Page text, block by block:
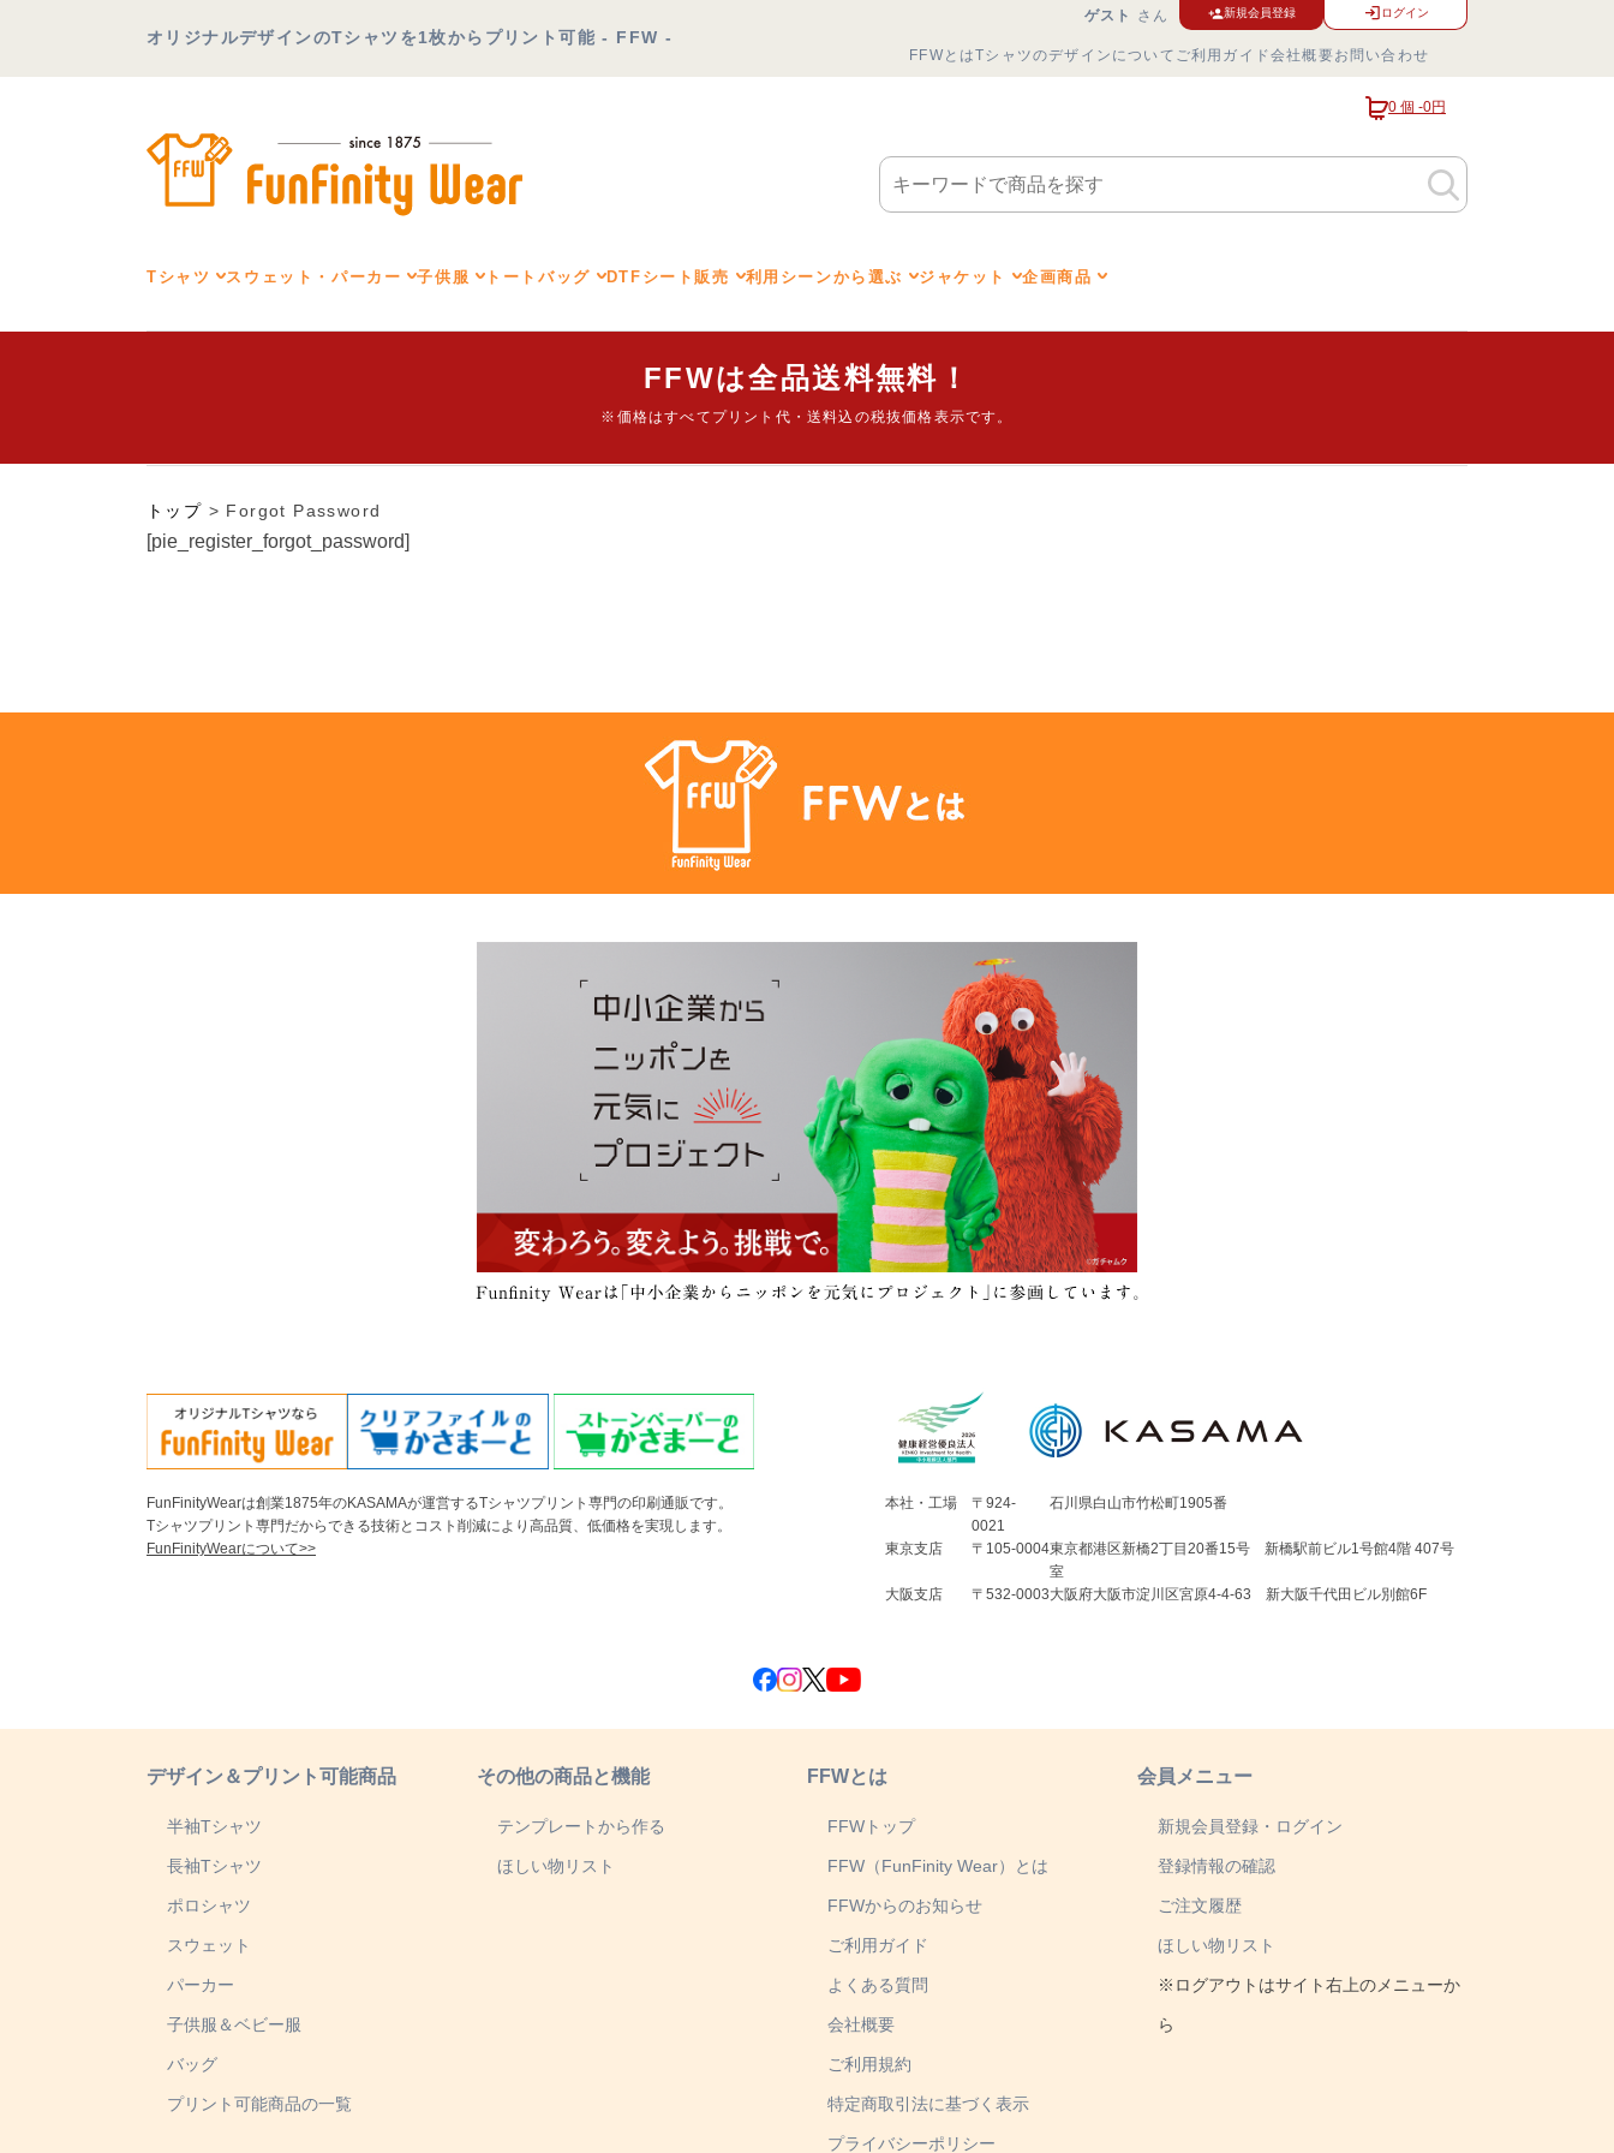
オリジナルデザインのTシャツを1枚からプリント可能 - FFW -
FFWとはTシャツのデザインについて ご利用ガイド会社概要お問い合わせ
ゲスト さん 新規会員登録 ログイン
0 個 -0円
Tシャツ スウェット・パーカー 子供服 トートバッグ DTFシート販売 利用シーンから選ぶ ジャケット 企画商品
FFWは全品送料無料！
※価格はすべてプリント代・送料込の税抜価格表示です。
トップ > Forgot Password
[pie_register_forgot_password]
FunFinityWearは創業1875年のKASAMAが運営するTシャツプリント専門の印刷通販です。
Tシャツプリント専門だからできる技術とコスト削減により高品質、低価格を実現します。
FunFinityWearについて>>
本社・工場
〒924-
0021
石川県白山市竹松町1905番
東京支店 〒105-0004東京都港区新橋2丁目20番15号 新橋駅前ビル1号館4階 407号
室
大阪支店
〒532-0003大阪府大阪市淀川区宮原4-4-63 新大阪千代田ビル別館6F
デザイン＆プリント可能商品
半袖Tシャツ
長袖Tシャツ
ポロシャツ
スウェット
パーカー
子供服＆ベビー服
バッグ
プリント可能商品の一覧
その他の商品と機能
テンプレートから作る
ほしい物リスト
FFWとは
FFWトップ
FFW（FunFinity Wear）とは
FFWからのお知らせ
ご利用ガイド
よくある質問
会社概要
ご利用規約
特定商取引法に基づく表示
プライバシーポリシー
会員メニュー
新規会員登録・ログイン
登録情報の確認
ご注文履歴
ほしい物リスト
※ログアウトはサイト右上のメニューか
ら